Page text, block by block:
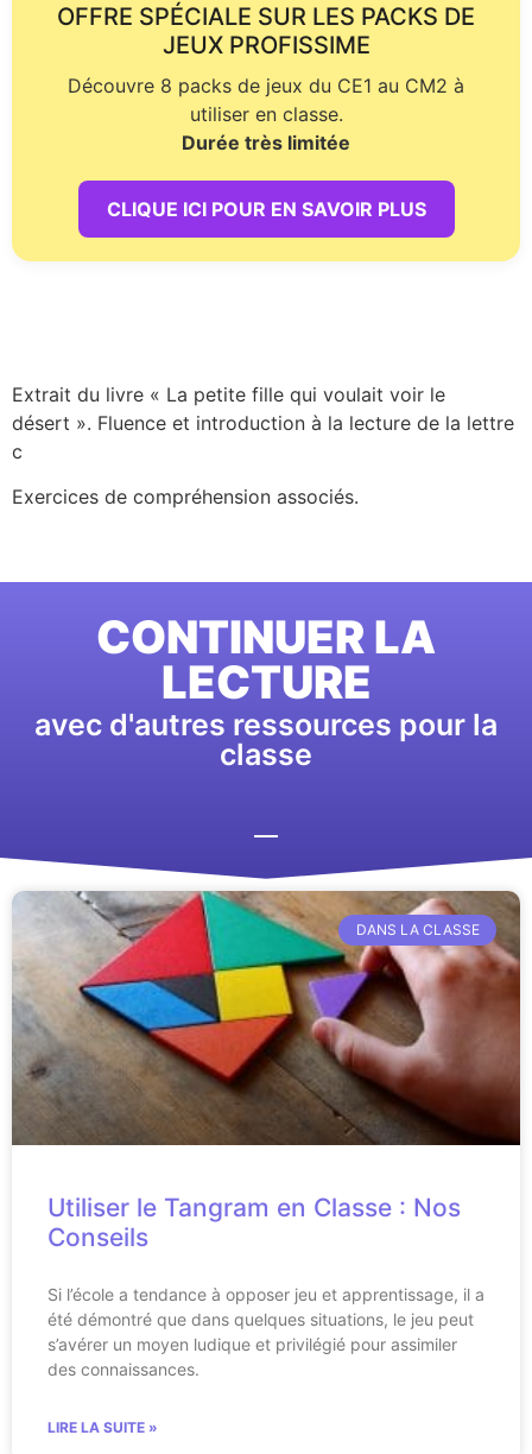
OFFRE SPÉCIALE SUR LES PACKS DE
JEUX PROFISSIME
Découvre 8 packs de jeux du CE1 au CM2 à
utiliser en classe.
Durée très limitée
CLIQUE ICI POUR EN SAVOIR PLUS
Extrait du livre « La petite fille qui voulait voir le
désert ». Fluence et introduction à la lecture de la lettre
c
Exercices de compréhension associés.
CONTINUER LA
LECTURE
avec d'autres ressources pour la
classe
DANS LA CLASSE
Utiliser le Tangram en Classe : Nos
Conseils
Si l’école a tendance à opposer jeu et apprentissage, il a
été démontré que dans quelques situations, le jeu peut
s’avérer un moyen ludique et privilégié pour assimiler
des connaissances.
LIRE LA SUITE »